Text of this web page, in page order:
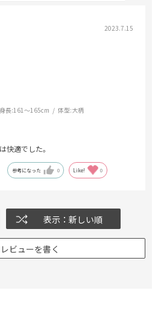
2023.7.15
身長:161～165cm 体型:大柄
快適でした。
参考になった 0 Like! 0
表示：新しい順
レビューを書く